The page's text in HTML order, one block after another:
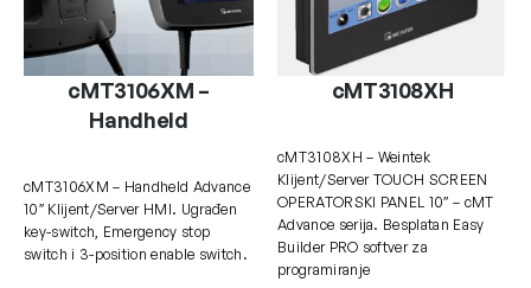
cMT3106XM –
Handheld
cMT3106XM – Handheld Advance
10″ Klijent/Server HMI. Ugrađen
key-switch, Emergency stop
switch i 3-position enable switch.
cMT3108XH
cMT3108XH – Weintek
Klijent/Server TOUCH SCREEN
OPERATORSKI PANEL 10″ – cMT
Advance serija. Besplatan Easy
Builder PRO softver za
programiranje